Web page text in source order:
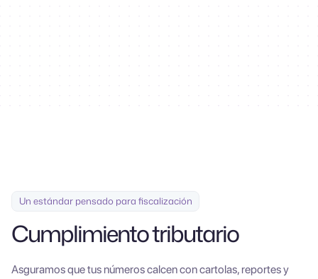
Un estándar pensado para fiscalización
Cumplimiento tributario
Asguramos que tus números calcen con cartolas, reportes y